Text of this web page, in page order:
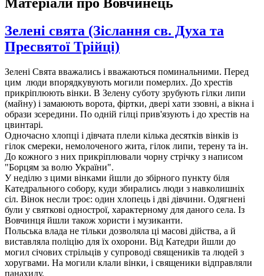
Зелені свята (Зіслання св. Духа та
Пресвятої Трійці)
Зелені Свята вважались і вважаються поминальними. Перед
цим люди впорядкувують могили померлих. До хрестів
прикріплюють вінки. В Зелену суботу зрубують гілки липи
(майну) і замаюють ворота, фіртки, двері хати ззовні, а вікна і
образи зсередини. По одній гілці прив'язують і до хрестів на
цвинтарі.
Одночасно хлопці і дівчата плели кілька десятків вінків із
гілок смереки, немолоченого жита, гілок липи, терену та ін.
До кожного з них прикріплювали чорну стрічку з написом
"Борцям за волю України".
У неділю з цими вінками йшли до збірного пункту біля
Катедрального собору, куди збирались люди з навколишніх
сіл. Вінок несли троє: один хлопець і дві дівчини. Одягнені
були у святкові однострої, характерному для даного села. Із
Вовчинця йшли також хористи і музиканти.
Польська влада не тільки дозволяла ці масові дійства, а й
виставляла поліцію для їх охорони. Від Катедри йшли до
могил січових стрільців у супроводі священиків та людей з
хоругвами. На могили клали вінки, і священики відправляли
панахиду.